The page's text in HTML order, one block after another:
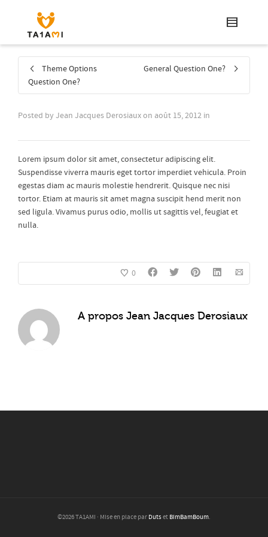
Theme Options
Question One?
General Question One?
Posted by Jean Jacques Derosiauxon août 15, 2012 in
Lorem ipsum dolor sit amet, consectetur adipiscing elit.
Suspendisse viverra mauris eget tortor imperdiet vehicula. Proin
egestas diam ac mauris molestie hendrerit. Quisque nec nisi
tortor. Etiam at mauris sit amet magna suscipit hend merit non
sed ligula. Vivamus purus odio, mollis ut sagittis vel, feugiat et
nulla.
0
A propos Jean Jacques Derosiaux
©2026 TA1AMI · Mise en place par Dutset BimBamBoum.